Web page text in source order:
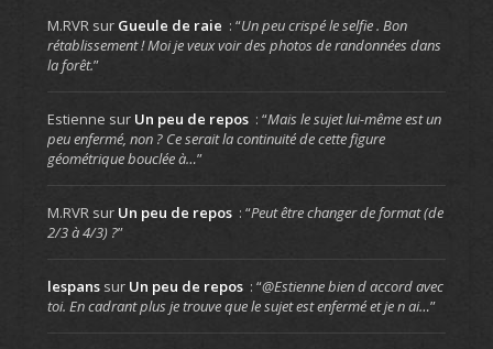
M.RVRsur Gueule de raie : “Un peu crispé le selfie . Bon
rétablissement ! Moi je veux voir des photos de randonnées dans
la forêt.”
Estienne sur Un peu de repos : “Mais le sujet lui-même est un
peu enfermé, non ? Ce serait la continuité de cette figure
géométrique bouclée à…”
M.RVRsur Un peu de repos : “Peut être changer de format (de
2/3 à 4/3) ?”
lespanssur Un peu de repos : “@Estienne bien d accord avec
toi. En cadrant plus je trouve que le sujet est enfermé et je n ai…”